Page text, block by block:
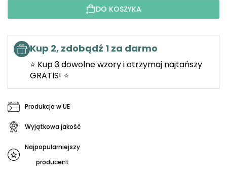
DO KOSZYKA
Kup 2, zdobądź 1 za darmo
⭐ Kup 3 dowolne wzory i otrzymaj najtańszy
GRATIS! ⭐
Produkcja w UE
Wyjątkowa jakość
Najpopularniejszy
producent